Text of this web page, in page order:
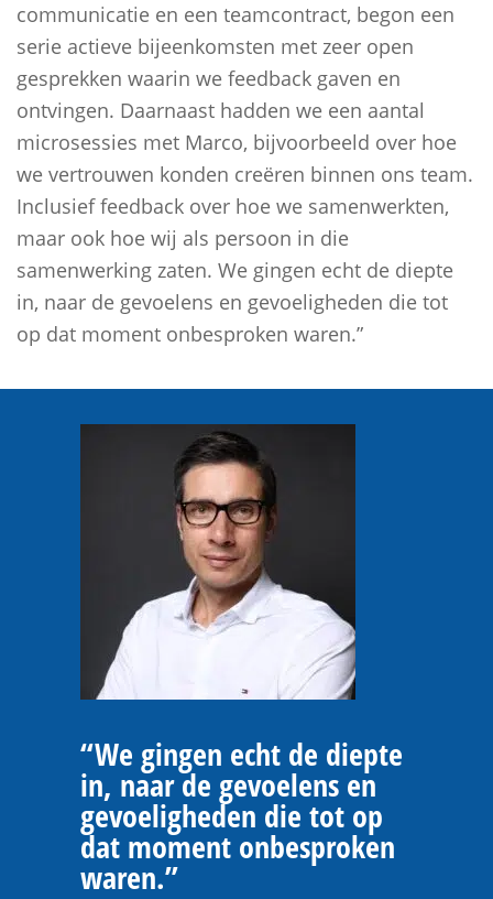
communicatie en een teamcontract, begon een
serie actieve bijeenkomsten met zeer open
gesprekken waarin we feedback gaven en
ontvingen. Daarnaast hadden we een aantal
microsessies met Marco, bijvoorbeeld over hoe
we vertrouwen konden creëren binnen ons team.
Inclusief feedback over hoe we samenwerkten,
maar ook hoe wij als persoon in die
samenwerking zaten. We gingen echt de diepte
in, naar de gevoelens en gevoeligheden die tot
op dat moment onbesproken waren.”
“We gingen echt de diepte
in, naar de gevoelens en
gevoeligheden die tot op
dat moment onbesproken
waren.”